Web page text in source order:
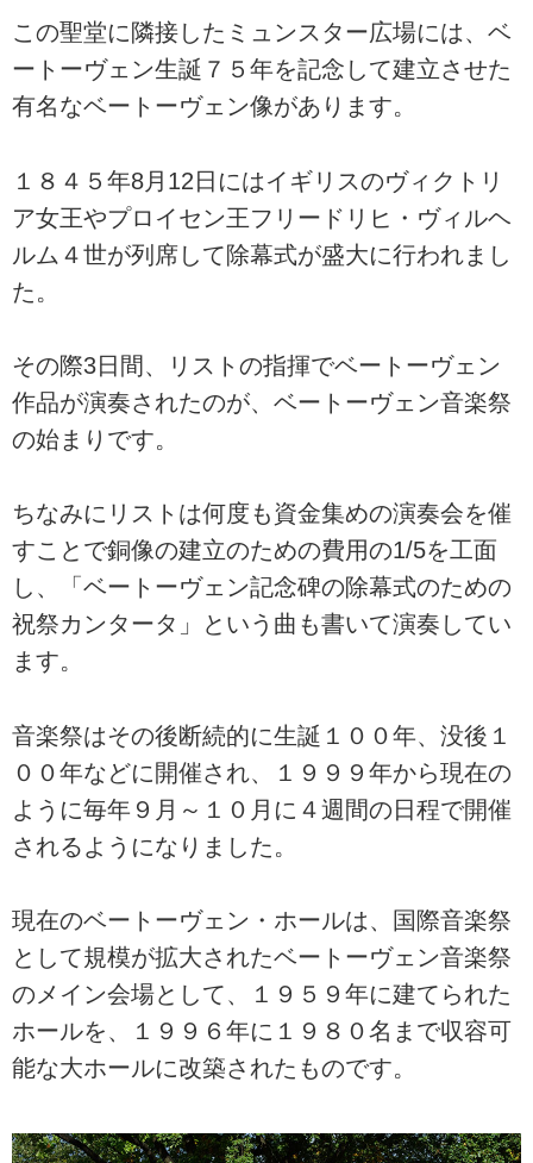
この聖堂に隣接したミュンスター広場には、ベ
ートーヴェン生誕７５年を記念して建立させた
有名なベートーヴェン像があります。
１８４５年8月12日にはイギリスのヴィクトリ
ア女王やプロイセン王フリードリヒ・ヴィルヘ
ルム４世が列席して除幕式が盛大に行われまし
た。
その際3日間、リストの指揮でベートーヴェン
作品が演奏されたのが、ベートーヴェン音楽祭
の始まりです。
ちなみにリストは何度も資金集めの演奏会を催
すことで銅像の建立のための費用の1/5を工面
し、「ベートーヴェン記念碑の除幕式のための
祝祭カンタータ」という曲も書いて演奏してい
ます。
音楽祭はその後断続的に生誕１００年、没後１
００年などに開催され、１９９９年から現在の
ように毎年９月～１０月に４週間の日程で開催
されるようになりました。
現在のベートーヴェン・ホールは、国際音楽祭
として規模が拡大されたベートーヴェン音楽祭
のメイン会場として、１９５９年に建てられた
ホールを、１９９６年に１９８０名まで収容可
能な大ホールに改築されたものです。